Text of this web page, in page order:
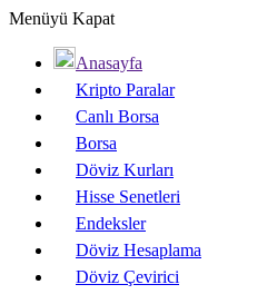
Menüyü Kapat
Anasayfa
Kripto Paralar
Canlı Borsa
Borsa
Döviz Kurları
Hisse Senetleri
Endeksler
Döviz Hesaplama
Döviz Çevirici